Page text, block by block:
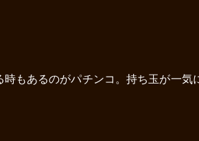
もあるのがパチンコ。持ち玉が一気